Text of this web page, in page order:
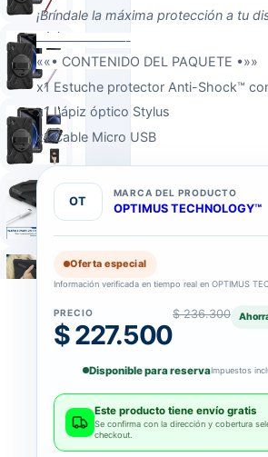
COLOR
Negro
DEL
LÁPIZ
TÉCNICA
Todos
los
atributos
¡Bríndale la máxima protección a tu
———————-
««• CONTENIDO DEL PAQUETE •»»
x1 Estuche protector Anti-Shock™
x1 Lápiz óptico Stylus
x1 Cable Micro USB
OT
MARCA DEL PRODUCTO
OPTIMUS TECHNOLOGY™
Oferta especial
Información verificada en tiempo real en OPTIMUS
PRECIO
$ 227.500
$ 236.300
Disponible para reservaImpuestos
Este producto tiene envío gratis
Se confirma con la dirección y cobertura
checkout.